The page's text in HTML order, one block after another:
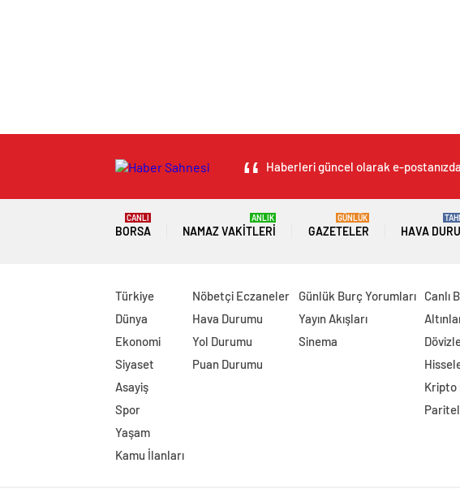
Haberleri güncel olarak e-
BORSA
CANLI
NAMAZ VAKITLERI
ANLIK
GAZETELER
GÜNLÜK
HAVA
Türkiye
Dünya
Ekonomi
Siyaset
Asayiş
Spor
Yaşam
Kamu İlanları
Nöbetçi Eczaneler
Hava Durumu
Yol Durumu
Puan Durumu
Günlük Burç Yorumları
Yayın Akışları
Sinema
Canlı
Kripto